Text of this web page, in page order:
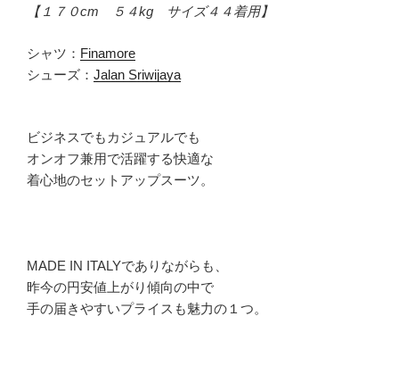
【１７０cm ５４kg サイズ４４着用】
シャツ： Finamore
シューズ： Jalan Sriwijaya
ビジネスでもカジュアルでも
オンオフ兼用で活躍する快適な
着心地のセットアップスーツ。
MADE IN ITALYでありながらも、
昨今の円安値上がり傾向の中で
手の届きやすいプライスも魅力の１つ。